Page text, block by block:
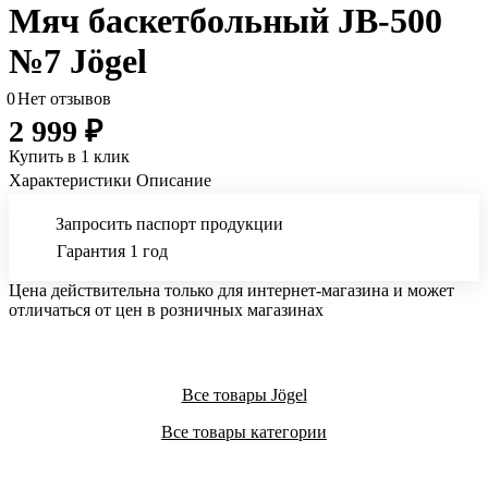
Мяч баскетбольный JB-500
№7 Jögel
0Нет отзывов
2 999 ₽
Купить в 1 клик
Характеристики Описание
Запросить паспорт продукции
Гарантия 1 год
Цена действительна только для интернет-магазина и может
отличаться от цен в розничных магазинах
Все товары Jögel
Все товары категории